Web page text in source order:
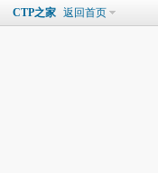
CTP之家 返回首页